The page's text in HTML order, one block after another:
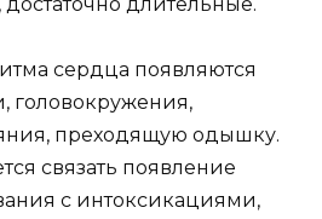
сердца появляются
головокружения,
преходящую одышку.
связать появление
с интоксикациями,